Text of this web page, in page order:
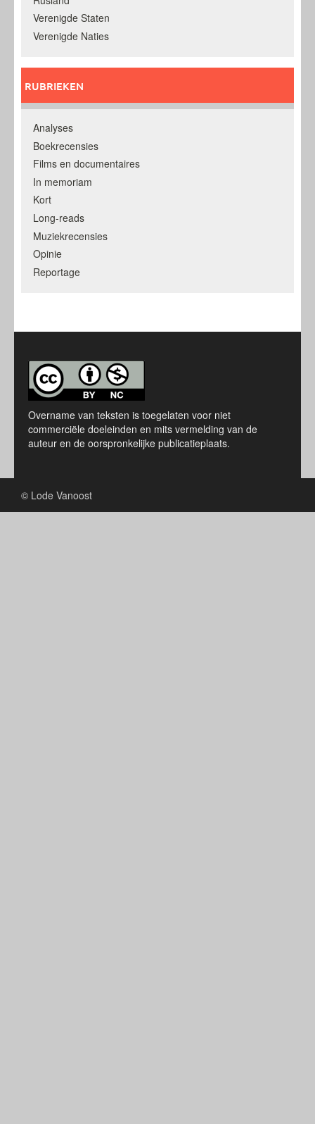
Verenigde Staten
Verenigde Naties
RUBRIEKEN
Analyses
Boekrecensies
Films en documentaires
In memoriam
Kort
Long-reads
Muziekrecensies
Opinie
Reportage
Overname van teksten is toegelaten voor niet
commerciële doeleinden en mits vermelding van de
auteur en de oorspronkelijke publicatieplaats.
© Lode Vanoost